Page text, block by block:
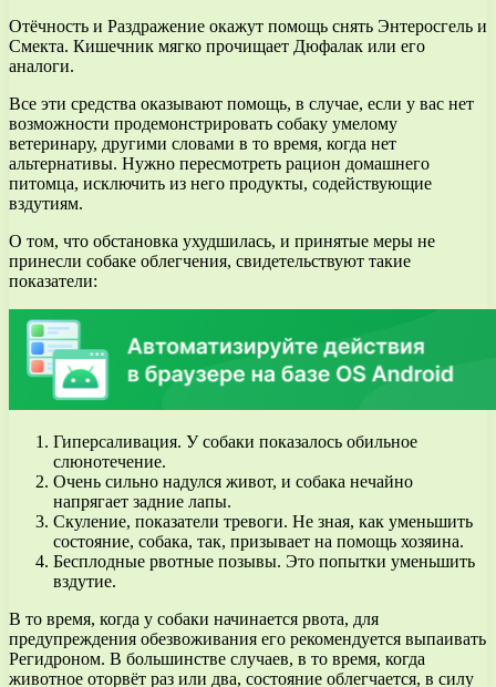
Отёчность и Раздражение окажут помощь снять Энтеросгель и
Смекта. Кишечник мягко прочищает Дюфалак или его
аналоги.
Все эти средства оказывают помощь, в случае, если у вас нет
возможности продемонстрировать собаку умелому
ветеринару, другими словами в то время, когда нет
альтернативы. Нужно пересмотреть рацион домашнего
питомца, исключить из него продукты, содействующие
вздутиям.
О том, что обстановка ухудшилась, и принятые меры не
принесли собаке облегчения, свидетельствуют такие
показатели:
Гиперсаливация. У собаки показалось обильное
слюнотечение.
Очень сильно надулся живот, и собака нечайно
напрягает задние лапы.
Скуление, показатели тревоги. Не зная, как уменьшить
состояние, собака, так, призывает на помощь хозяина.
Бесплодные рвотные позывы. Это попытки уменьшить
вздутие.
В то время, когда у собаки начинается рвота, для
предупреждения обезвоживания его рекомендуется выпаивать
Регидроном. В большинстве случаев, в то время, когда
животное оторвёт раз или два, состояние облегчается, в силу